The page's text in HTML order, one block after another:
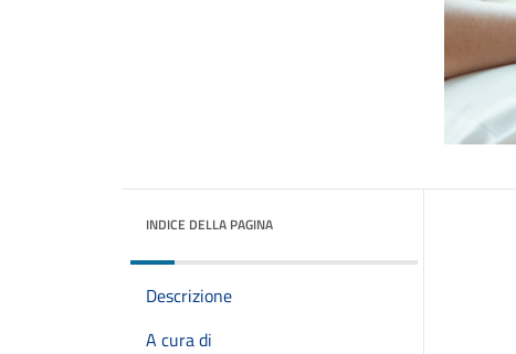
INDICE DELLA PAGINA
Descrizione
A cura di